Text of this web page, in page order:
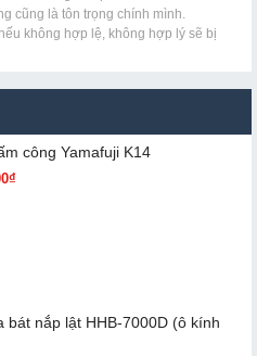
cũng là tôn trọng chính mình.
không hợp lệ, không hợp lý sẽ bị
cô​ng Yamafuji K14
bát nắp lật HHB-7000D (ô kính